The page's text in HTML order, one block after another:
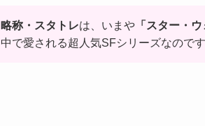
略称・スタトレは、いまや 「スター・
中で愛される超人気SFシリーズなので